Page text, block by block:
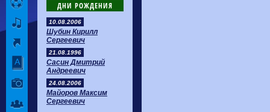
ДНИ РОЖДЕНИЯ
10.08.2006
Шубин Кирилл
Сергеевич
21.08.1996
Сасин Дмитрий
Андреевич
24.08.2006
Майоров Максим
Сергеевич